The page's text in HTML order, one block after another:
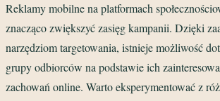
Reklamy mobilne na platformach
znacząco zwiększyć zasięg kampanii. Dzięki
narzędziom targetowania, istnieje możliwość
grupy odbiorców na podstawie ich
zachowań online. Warto eksperymentować z